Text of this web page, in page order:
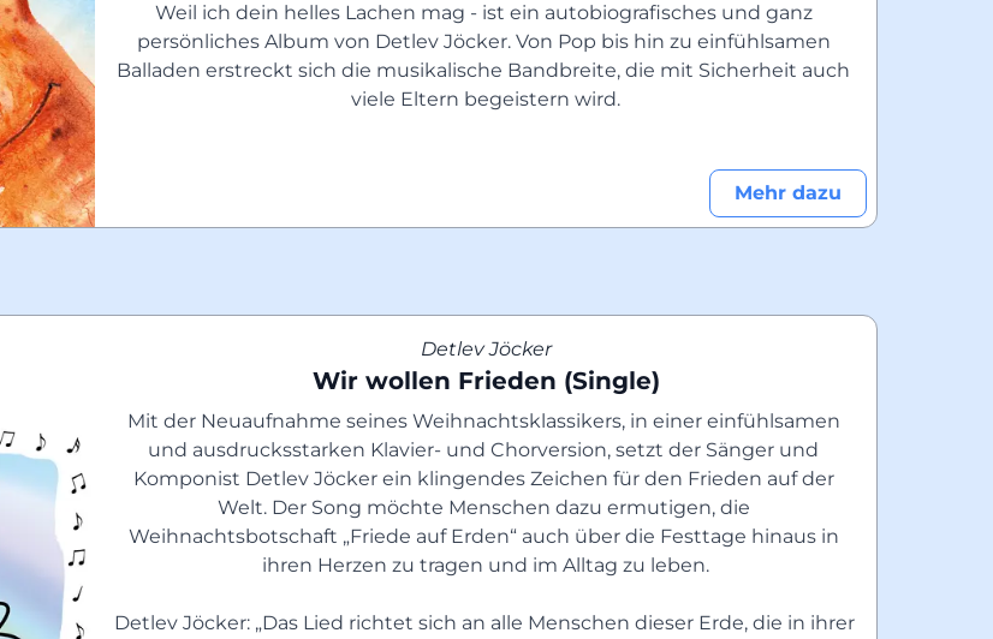
Weil ich dein helles Lachen mag - ist ein autobiografisches und ganz
persönliches Album von Detlev Jöcker. Von Pop bis hin zu einfühlsamen
Balladen erstreckt sich die musikalische Bandbreite, die mit Sicherheit auch
viele Eltern begeistern wird.
Mehr dazu
Detlev Jöcker
Wir wollen Frieden (Single)
Mit der Neuaufnahme seines Weihnachtsklassikers, in einer einfühlsamen
und ausdrucksstarken Klavier- und Chorversion, setzt der Sänger und
Komponist Detlev Jöcker ein klingendes Zeichen für den Frieden auf der
Welt. Der Song möchte Menschen dazu ermutigen, die
Weihnachtsbotschaft „Friede auf Erden“ auch über die Festtage hinaus in
ihren Herzen zu tragen und im Alltag zu leben.
Detlev Jöcker: „Das Lied richtet sich an alle Menschen dieser Erde, die in ihrer